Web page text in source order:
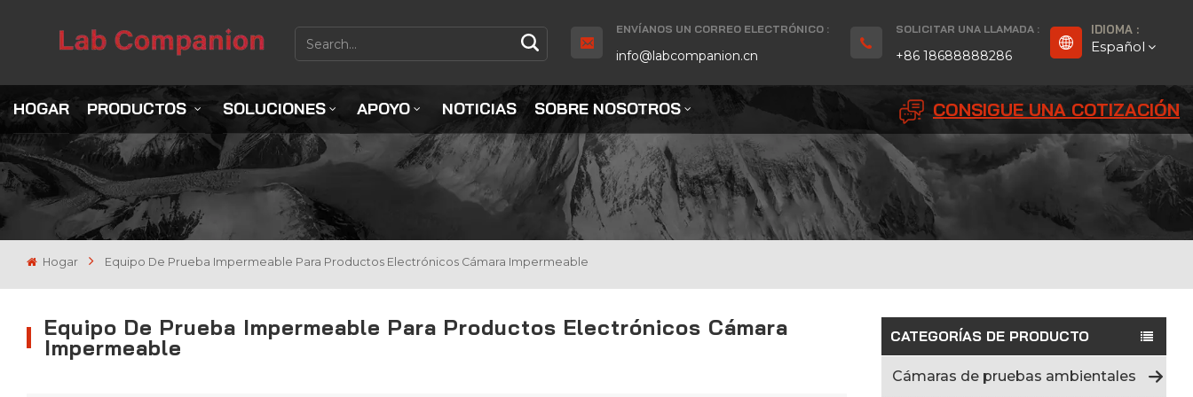
ENVÍANOS UN CORREO ELECTRÓNICO :
info@labcompanion.cn
SOLICITAR UNA LLAMADA :
+86 18688888286
IDIOMA :
Español
Español
بالعربية
Português
HOGAR PRODUCTOS SOLUCIONES APOYO NOTICIAS SOBRE NOSOTROS CONSIGUE UNA COTIZACIÓN
Hogar Equipo De Prueba Impermeable Para Productos Electrónicos Cámara Impermeable
CATEGORÍAS DE PRODUCTO
Cámaras de pruebas ambientales
Equipo De Prueba Impermeable Para Productos Electrónicos Cámara
Impermeable